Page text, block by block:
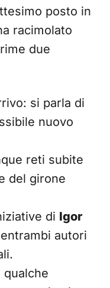
posto in
racimolato
due
si parla di
nuovo
reti subite
del girone
di Igor
autori
qualche